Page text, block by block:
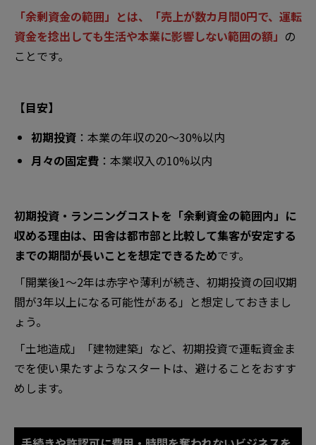
「余剰資金の範囲」とは、「売上が数カ月間0円で、運転
資金を捻出しても生活や本業に影響しない範囲の額」 の
ことです。
【目安】
初期投資 ：本業の年収の20〜30%以内
月々の固定費 ：本業収入の10%以内
初期投資・ランニングコストを「余剰資金の範囲内」に
収める理由は、田舎は都市部と比較して集客が安定する
までの期間が長いことを想定できるためです。
「開業後1〜2年は赤字や薄利が続き、初期投資の回収期
間が3年以上になる可能性がある」と想定しておきまし
ょう。
「土地造成」「建物建築」など、初期投資で運転資金ま
でを使い果たすようなスタートは、避けることをおすす
めします。